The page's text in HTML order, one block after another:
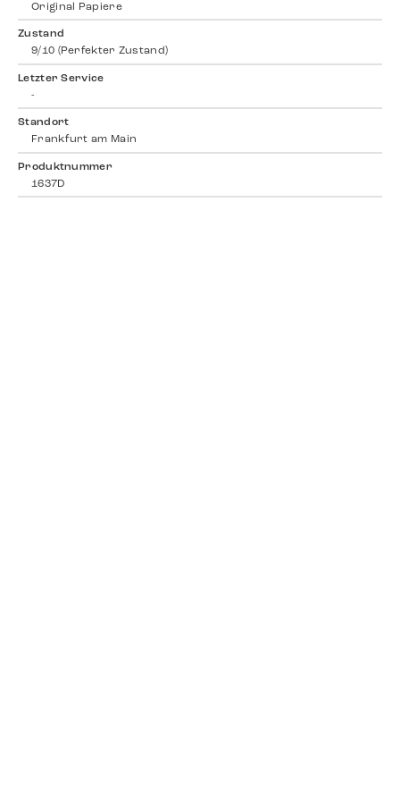
Original Papiere
Zustand
9/10 (Perfekter Zustand)
Letzter Service
-
Standort
Frankfurt am Main
Produktnummer
1637D